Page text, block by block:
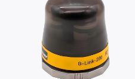
HBK（原Lord）MicroStrain 3DM-
战术级OEM IMU/AHRS传感器， 是
量单元 (IMU)和姿态航向参考系统
今为止最小、最轻的OEM封装并提
。每个3DM-CV7-AHRS传感器均经
可在各种操作条件下实现最佳性能。